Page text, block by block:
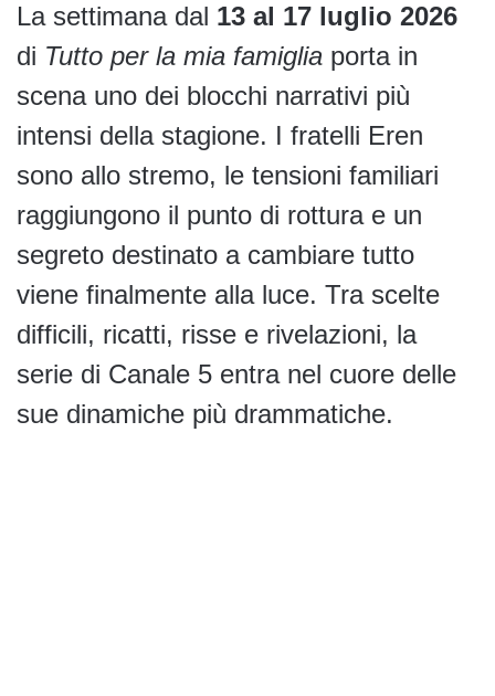
La settimana dal 13 al 17 luglio 2026
di Tutto per la mia famiglia porta in
scena uno dei blocchi narrativi più
intensi della stagione. I fratelli Eren
sono allo stremo, le tensioni familiari
raggiungono il punto di rottura e un
segreto destinato a cambiare tutto
viene finalmente alla luce. Tra scelte
difficili, ricatti, risse e rivelazioni, la
serie di Canale 5 entra nel cuore delle
sue dinamiche più drammatiche.